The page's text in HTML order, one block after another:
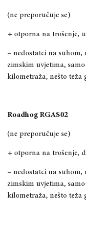
(ne preporučuje se)
+ otporna na trošenje,
– nedostatci na
zimskim uvjetima,
kilometraža, nešto teža
Roadhog RGAS02
(ne preporučuje se)
+ otporna na trošenje,
– nedostatci na
zimskim uvjetima,
kilometraža, nešto teža